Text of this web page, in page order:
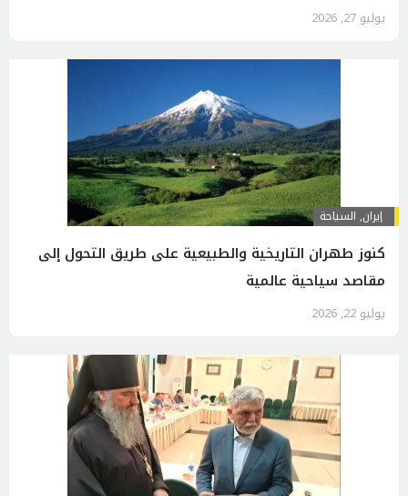
يوليو 27, 2026
إيران, السياحة
كنوز طهران التاريخية والطبيعية على طريق التحول إلى
مقاصد سياحية عالمية
يوليو 22, 2026